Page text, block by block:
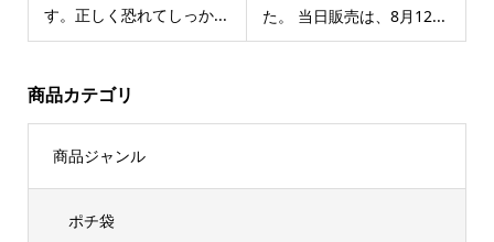
す。正しく恐れてしっか...
た。 当日販売は、8月12...
商品カテゴリ
商品ジャンル
ポチ袋